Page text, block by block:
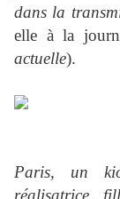
dans la
elle à la
actuelle).
Paris, un
réalisatrice,